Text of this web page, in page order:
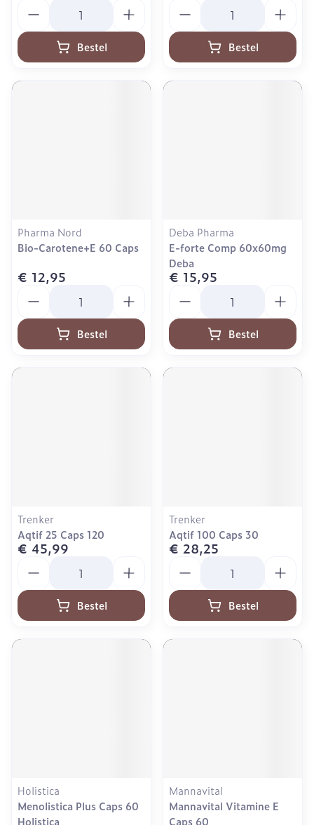
Bestel Bestel
Pharma Nord
Bio-Carotene+E 60 Caps
€ 12,95
Bestel
Deba Pharma
E-forte Comp 60x60mg
Deba
€ 15,95
Bestel
Trenker
Aqtif 25 Caps 120
€ 45,99
Bestel
Trenker
Aqtif 100 Caps 30
€ 28,25
Bestel
Holistica
Menolistica Plus Caps 60
Holistica
Mannavital
Mannavital Vitamine E
Caps 60